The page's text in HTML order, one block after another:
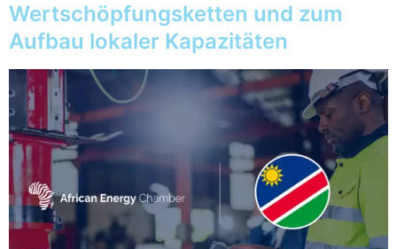
Wertschöpfungsketten und zum
Aufbau lokaler Kapazitäten